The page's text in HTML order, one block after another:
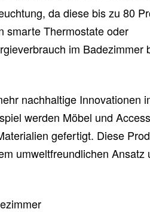
da diese bis zu 80
smarte Thermostate oder
im Badezimmer
nachhaltige Innovationen
werden Möbel und
gefertigt. Diese
umweltfreundlichen Ansatz